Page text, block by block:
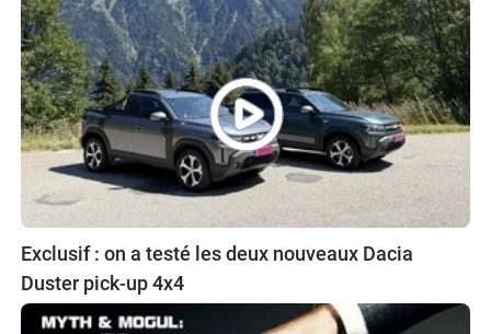
Exclusif : on a testé les deux nouveaux Dacia
Duster pick-up 4x4